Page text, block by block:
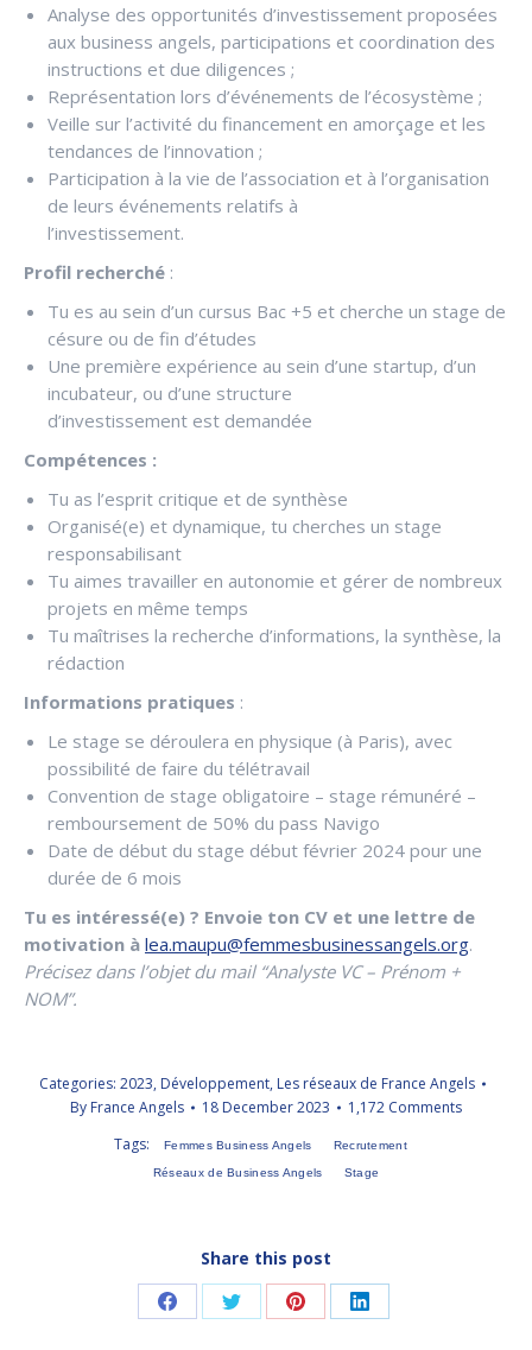
Analyse des opportunités d’investissement proposées
aux business angels, participations et coordination des
instructions et due diligences ;
Représentation lors d’événements de l’écosystème ;
Veille sur l’activité du financement en amorçage et les
tendances de l’innovation ;
Participation à la vie de l’association et à l’organisation
de leurs événements relatifs à
l’investissement.
Profil recherché :
Tu es au sein d’un cursus Bac +5 et cherche un stage de
césure ou de fin d’études
Une première expérience au sein d’une startup, d’un
incubateur, ou d’une structure
d’investissement est demandée
Compétences :
Tu as l’esprit critique et de synthèse
Organisé(e) et dynamique, tu cherches un stage
responsabilisant
Tu aimes travailler en autonomie et gérer de nombreux
projets en même temps
Tu maîtrises la recherche d’informations, la synthèse, la
rédaction
Informations pratiques :
Le stage se déroulera en physique (à Paris), avec
possibilité de faire du télétravail
Convention de stage obligatoire – stage rémunéré –
remboursement de 50% du pass Navigo
Date de début du stage début février 2024 pour une
durée de 6 mois
Tu es intéressé(e) ? Envoie ton CV et une lettre de
motivation à lea.maupu@femmesbusinessangels.org.
Précisez dans l’objet du mail “Analyste VC – Prénom +
NOM”.
Categories: 2023, Développement, Les réseaux de France Angels
By France Angels 18 December 2023
1,172 Comments
Tags:
Femmes Business Angels Recrutement
Réseaux de Business Angels Stage
Share this post
Share Share Share Share